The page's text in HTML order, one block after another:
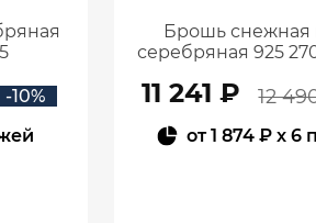
-10%
Брошь снежная
серебряная 925
11 241 ₽ 12
от1 874 ₽ x 6